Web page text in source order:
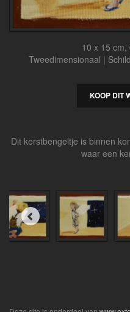
10 x 15
Tweedimensionaal |
KOOP DIT
Dit kerstbengeltje is binnen
waar een